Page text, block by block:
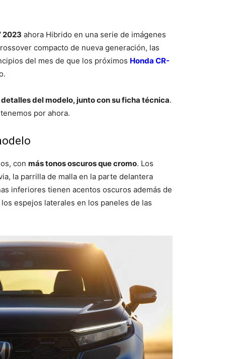
2023 ahora Hibrido en una serie de imágenes
compacto de nueva generación, las
del mes de que los próximos Honda CR-
del modelo, junto con su ficha técnica.
por ahora.
con más tonos oscuros que cromo. Los
la parrilla de malla en la parte delantera
inferiores tienen acentos oscuros además de
espejos laterales en los paneles de las